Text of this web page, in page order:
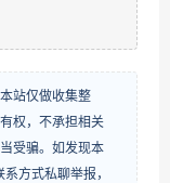
站仅做收集整
权，不承担相关
受骗。如发现本
方式私聊举报，